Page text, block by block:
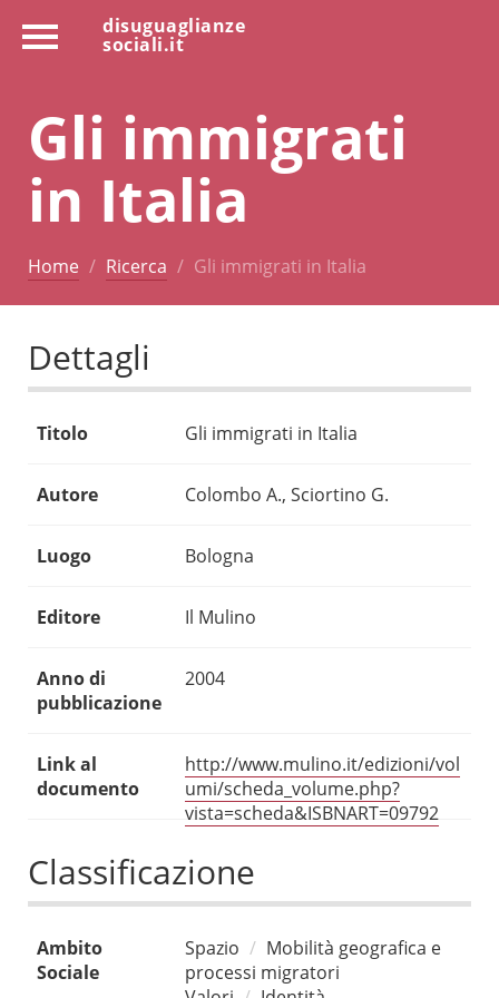
disuguaglianze
sociali.it
Gli immigrati
in Italia
Home Ricerca Gli immigrati in Italia
Dettagli
Titolo Gli immigrati in Italia
Autore Colombo A., Sciortino G.
Luogo Bologna
Editore Il Mulino
Anno di
pubblicazione
2004
Link al
documento
http://www.mulino.it/edizioni/vol
umi/scheda_volume.php?
vista=scheda&ISBNART=09792
Classificazione
Ambito
Sociale
Spazio
Mobilità geografica e
processi migratori